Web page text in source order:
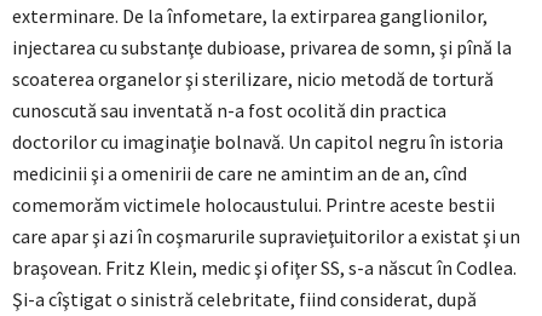
exterminare. De la înfometare, la extirparea ganglionilor,
injectarea cu substanţe dubioase, privarea de somn, şi pînă la
scoaterea organelor şi sterilizare, nicio metodă de tortură
cunoscută sau inventată n-a fost ocolită din practica
doctorilor cu imaginaţie bolnavă. Un capitol negru în istoria
medicinii şi a omenirii de care ne amintim an de an, cînd
comemorăm victimele holocaustului. Printre aceste bestii
care apar şi azi în coşmarurile supravieţuitorilor a existat şi un
braşovean. Fritz Klein, medic şi ofiţer SS, s-a născut în Codlea.
Şi-a cîştigat o sinistră celebritate, fiind considerat, după